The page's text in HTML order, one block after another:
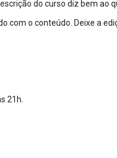
do curso diz bem ao
com o conteúdo. Deixe a
21h.